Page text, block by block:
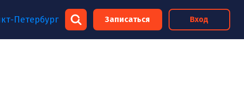
Петербург Записаться Вход
×